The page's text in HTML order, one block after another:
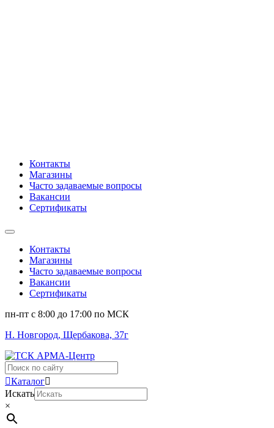
Контакты
Магазины
Часто задаваемые вопросы
Вакансии
Сертификаты
Контакты
Магазины
Часто задаваемые вопросы
Вакансии
Сертификаты
пн-пт c 8:00 до 17:00 по МСК
Н. Новгород, Щербакова, 37г
Поиск
...Каталог
Искать
×